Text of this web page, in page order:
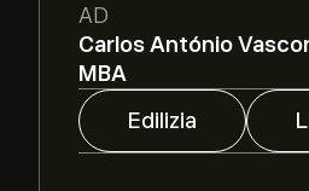
AD
Carlos António
MBA
Edilizia